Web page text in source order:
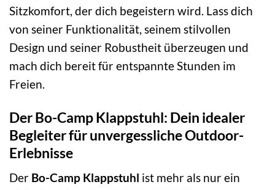
Sitzkomfort, der dich begeistern wird. Lass dich
von seiner Funktionalität, seinem stilvollen
Design und seiner Robustheit überzeugen und
mach dich bereit für entspannte Stunden im
Freien.
Der Bo-Camp Klappstuhl: Dein idealer
Begleiter für unvergessliche Outdoor-
Erlebnisse
Der Bo-Camp Klappstuhl ist mehr als nur ein